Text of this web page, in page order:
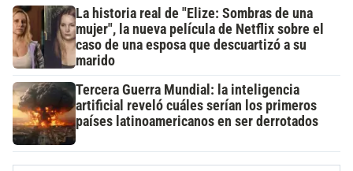
La historia real de "Elize: Sombras de una
mujer", la nueva película de Netflix sobre el
caso de una esposa que descuartizó a su
marido
Tercera Guerra Mundial: la inteligencia
artificial reveló cuáles serían los primeros
países latinoamericanos en ser derrotados